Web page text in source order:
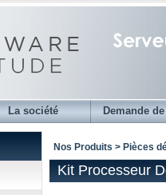
La société Demande
Nos Produits > Pièces
Kit Processeur